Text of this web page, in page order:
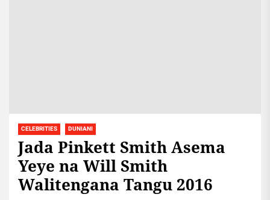
CELEBRITIES DUNIANI
Jada Pinkett Smith Asema
Yeye na Will Smith
Walitengana Tangu 2016